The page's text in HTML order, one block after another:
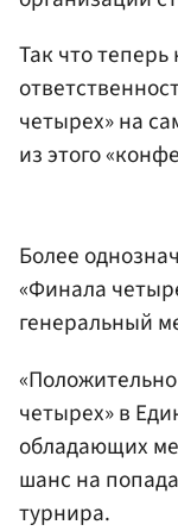
Так что
четырех» на
из этого
Более
«Финала
генеральный
четырех» в
обладающих
шанс на
турнира.